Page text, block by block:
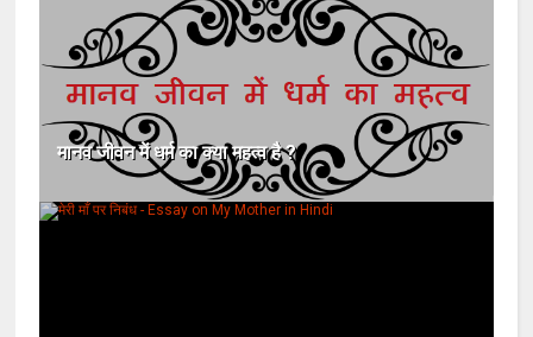
मानव जीवन में धर्म का क्या महत्व है ?